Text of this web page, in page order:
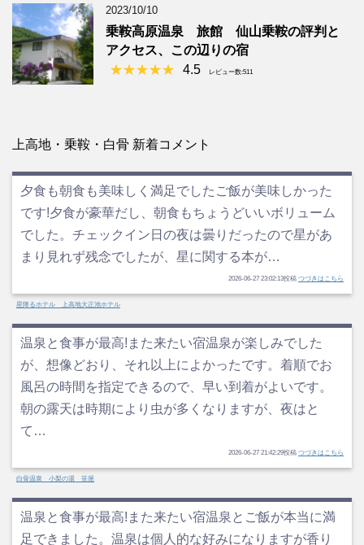
2023/10/10
乗鞍高原温泉 旅館 仙山乗鞍の評判と
アクセス、この辺りの宿
4.5
レビュー数:511
上高地・乗鞍・白骨 新着コメント
夕食も朝食も美味しく満足でしたご飯が美味しかった
です!夕食が豪華だし、朝食もちょうどいいボリューム
でした。チェックイン日の夜は曇りだったので星があ
まり見れず残念でしたが、星に関する本が…
2026-06-27 23:02:13投稿 つづきはこちら
星降るホテル 上高地大正池ホテル
温泉と食事が最高!また来たい宿温泉が楽しみでした
が、想像どおり、それ以上によかったです。着順でお
風呂の時間を指定できるので、早い到着がよいです。
朝の露天は時期により虫が多くなりますが、夜はと
て…
2026-06-27 21:42:29投稿 つづきはこちら
白骨温泉 小梨の湯 笹屋
温泉と食事が最高!また来たい宿温泉とご飯が本当に満
足できました。温泉は個人的な好みになりますが香り